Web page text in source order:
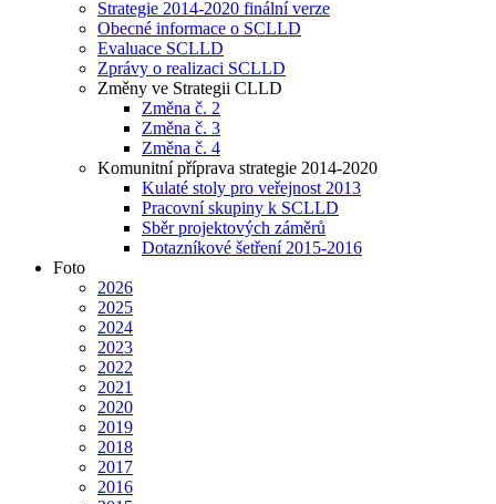
Strategie 2014-2020 finální verze
Obecné informace o SCLLD
Evaluace SCLLD
Zprávy o realizaci SCLLD
Změny ve Strategii CLLD
Změna č. 2
Změna č. 3
Změna č. 4
Komunitní příprava strategie 2014-2020
Kulaté stoly pro veřejnost 2013
Pracovní skupiny k SCLLD
Sběr projektových záměrů
Dotazníkové šetření 2015-2016
Foto
2026
2025
2024
2023
2022
2021
2020
2019
2018
2017
2016